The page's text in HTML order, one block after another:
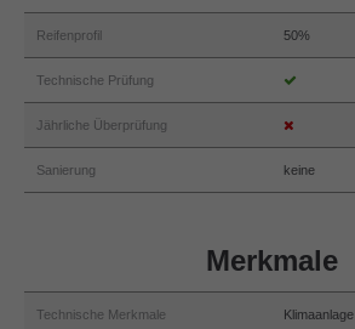
Reifenprofil 50%
Technische Prüfung
Jährliche Überprüfung
Sanierung keine
Merkmale
Technische Merkmale Klimaanlage